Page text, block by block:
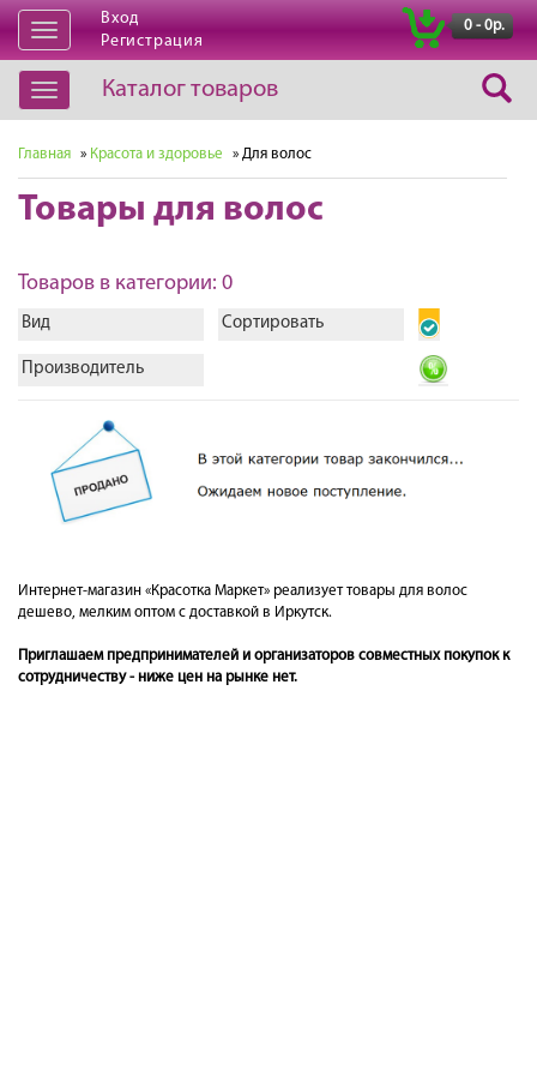
Открыть
навигацию
Вход
Регистрация
0 - 0р.
Открыть
навигацию
Каталог товаров
Главная » Красота и здоровье » Для волос
Товары для волос
Товаров в категории: 0
Вид Сортировать
Производитель
Интернет-магазин «Красотка Маркет» реализует товары для волос
дешево, мелким оптом с доставкой в Иркутск.
Приглашаем предпринимателей и организаторов совместных покупок к
сотрудничеству - ниже цен на рынке нет.